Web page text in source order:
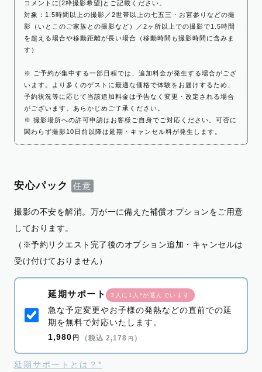
コメントに[2枠撮影希望]とご記載ください。
対象：1.5時間以上の撮影／2世帯以上の七五三・お宮参りなどの撮
影（いとこのご家族との撮影など）／2ヶ所以上での撮影で1.5時間
を超える場合や移動距離が長い場合（移動時間も撮影時間に含みま
す）
※ ご予約が集中する一部日程では、追加料金が発生する場合がござ
います。より多くのゲストに最適な価格で体験をお届けするため、
予約状況等に応じて当該追加料金は予告なく変更・改定される場合
がございます。あらかじめご了承ください。
※ 撮影場所への許可申請はお客様ご自身でご対応ください。可否に
関わらず撮影10日前以降は延期・キャンセル料が発生します。
安心パック
撮影の不安を解消。万が一に備えた補償オプションをご用意
しております。
（※予約リクエスト完了後のオプション追加・キャンセルは
受け付けておりません）
延期サポート 3人に1人*が選んでいます
急な予定変更やお子様の発熱などの直前での延
期を無料で対応いたします。
1,980 円 （税込 2,178 円 ）
延期サポートとは？*